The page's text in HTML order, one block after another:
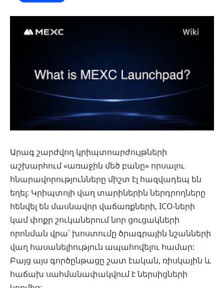
Արագ շարժվող կրիպտոարժույթների
աշխարհում «առաջին մեծ բանը» որսալու
հնարավորությունները միշտ էլ հազվադեպ են
եղել: Կրիպտոյի վաղ տարիներին ներդրողները
հենվել են մասնավոր վաճառքների, ICO-ների
կամ փոքր շուկաներում նոր ցուցակների
որոնման վրա՝ խոստումը ծրագրային նշանների
վաղ հասանելիություն ապահովելու համար:
Բայց այս գործընթացը շատ էական, ռիսկային և
հաճախ սահմանափակվում է ներսիցների